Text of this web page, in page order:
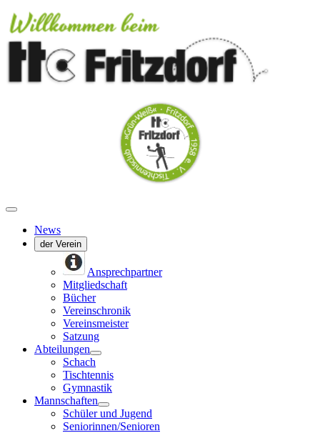
News
der Verein
Ansprechpartner
Mitgliedschaft
Bücher
Vereinschronik
Vereinsmeister
Satzung
Abteilungen
Schach
Tischtennis
Gymnastik
Mannschaften
Schüler und Jugend
Seniorinnen/Senioren